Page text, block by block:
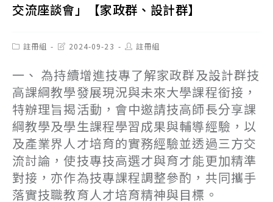
交流座談會」【家政群、設計群】
Post註冊組
Post2024-09-23
Post註冊組
一、 為持續增進技專了解家政群及設計群技
高課綱教學發展現況與未來大學課程銜接，
特辦理旨揭活動，會中邀請技高師長分享課
綱教學及學生課程學習成果與輔導經驗，以
及產業界人才培育的實務經驗並透過三方交
流討論，使技專技高選才與育才能更加精準
對接，亦作為技專課程調整參酌，共同攜手
落實技職教育人才培育精神與目標。